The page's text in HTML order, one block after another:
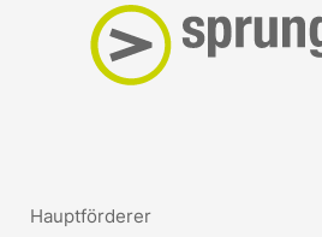
Hauptförderer